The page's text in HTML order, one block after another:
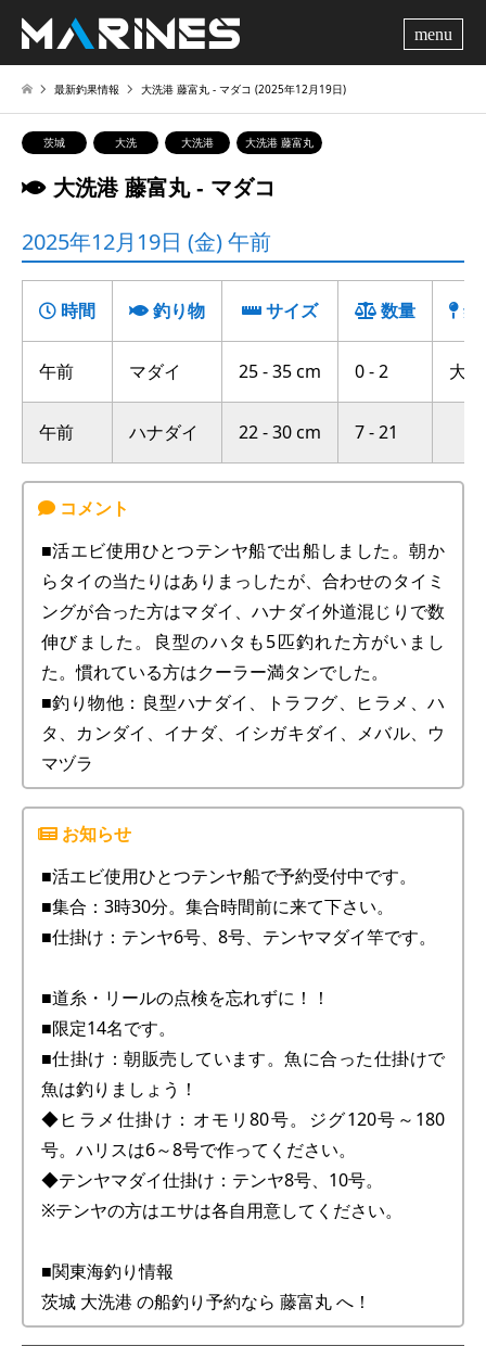
最新釣果情報 大洗港 藤富丸 ‐ マダコ (2025年12月19日)
茨城 大洗 大洗港 大洗港 藤富丸
大洗港 藤富丸 ‐ マダコ
2025年12月19日 (金) 午前
時間 釣り物 サイズ 数量 釣
午前 マダイ 25 - 35 cm 0 - 2 大
午前 ハナダイ 22 - 30 cm 7 - 21
■活エビ使用ひとつテンヤ船で出船しました。朝か
らタイの当たりはありまっしたが、合わせのタイミ
ングが合った方はマダイ、ハナダイ外道混じりで数
伸びました。良型のハタも5匹釣れた方がいまし
た。慣れている方はクーラー満タンでした。
■釣り物他：良型ハナダイ、トラフグ、ヒラメ、ハ
タ、カンダイ、イナダ、イシガキダイ、メバル、ウ
マヅラ
■活エビ使用ひとつテンヤ船で予約受付中です。
■集合：3時30分。集合時間前に来て下さい。
■仕掛け：テンヤ6号、8号、テンヤマダイ竿です。
■道糸・リールの点検を忘れずに！！
■限定14名です。
■仕掛け：朝販売しています。魚に合った仕掛けで
魚は釣りましょう！
◆ヒラメ仕掛け：オモリ80号。ジグ120号～180
号。ハリスは6～8号で作ってください。
◆テンヤマダイ仕掛け：テンヤ8号、10号。
※テンヤの方はエサは各自用意してください。
■関東海釣り情報
茨城 大洗港 の船釣り予約なら 藤富丸 へ！